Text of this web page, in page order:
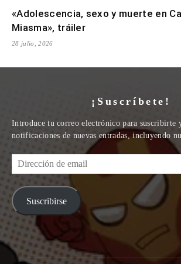
«Adolescencia, sexo y muerte en
Miasma», tráiler
28 julio, 2026
¡Suscríbete!
Introduce tu correo electrónico para suscribirte
notificaciones de nuevas entradas, incluyendo
Dirección
de
email
Suscribirse